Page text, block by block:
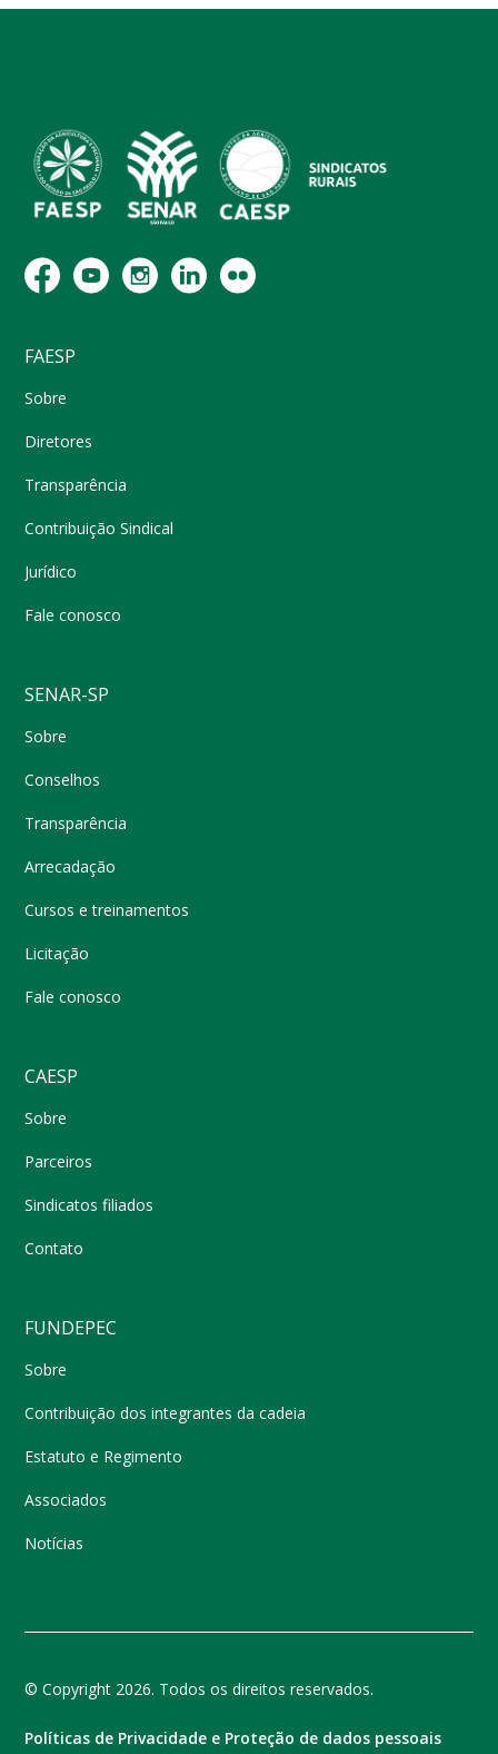
FAESP
Sobre
Diretores
Transparência
Contribuição Sindical
Jurídico
Fale conosco
SENAR-SP
Sobre
Conselhos
Transparência
Arrecadação
Cursos e treinamentos
Licitação
Fale conosco
CAESP
Sobre
Parceiros
Sindicatos filiados
Contato
FUNDEPEC
Sobre
Contribuição dos integrantes da cadeia
Estatuto e Regimento
Associados
Notícias
© Copyright 2026. Todos os direitos reservados.
Políticas de Privacidade e Proteção de dados pessoais